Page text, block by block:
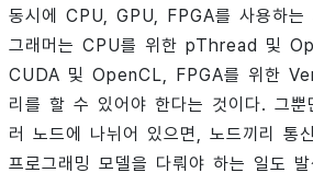
동시에 CPU, GPU, FPGA를 사용하는
그래머는 CPU를 위한 pThread 및
CUDA 및 OpenCL, FPGA를 위한
리를 할 수 있어야 한다는 것이다. 그뿐
러 노드에 나뉘어 있으면, 노드끼리 통
프로그래밍 모델을 다뤄야 하는 일도 발